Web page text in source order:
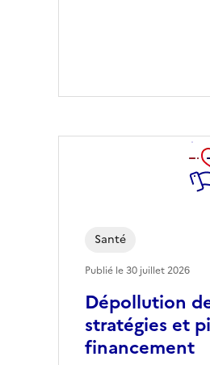
Dépollution
stratégies et
financement
Santé
Publié le30 juillet 2026